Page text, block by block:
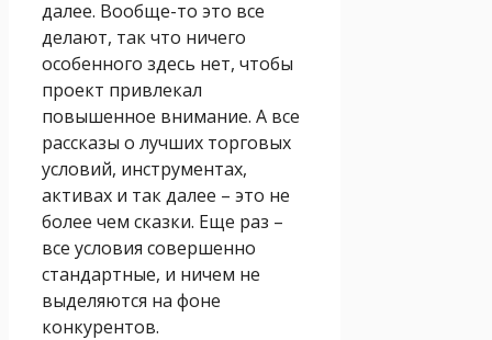
далее. Вообще-то это все
делают, так что ничего
особенного здесь нет, чтобы
проект привлекал
повышенное внимание. А все
рассказы о лучших торговых
условий, инструментах,
активах и так далее – это не
более чем сказки. Еще раз –
все условия совершенно
стандартные, и ничем не
выделяются на фоне
конкурентов.